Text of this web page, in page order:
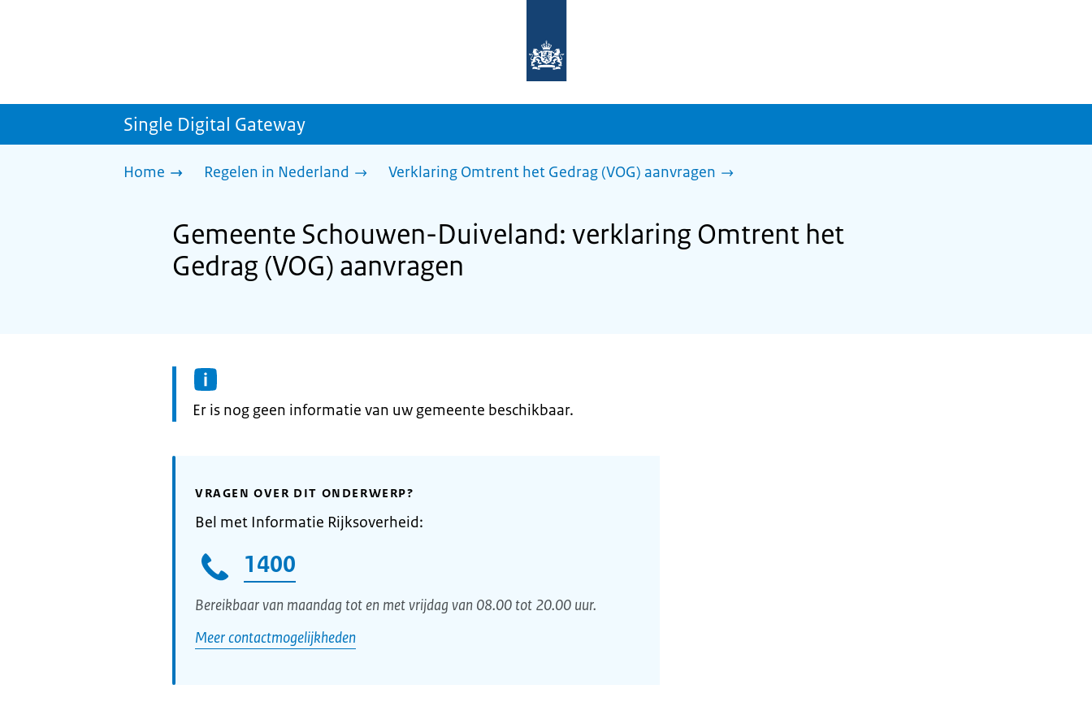
homepage
sdg.rijksoverheid.nl
Single Digital Gateway
Home Regelen in Nederland Verklaring Omtrent het Gedrag (VOG) aanvragen
Gemeente Schouwen-Duiveland: verklaring Omtrent het
Gedrag (VOG) aanvragen
Informatie:
Er is nog geen informatie van uw gemeente beschikbaar.
VRAGEN OVER DIT ONDERWERP?
Bel met Informatie Rijksoverheid:
1400
Bereikbaar van maandag tot en met vrijdag van 08.00 tot 20.00 uur.
Meer contactmogelijkheden